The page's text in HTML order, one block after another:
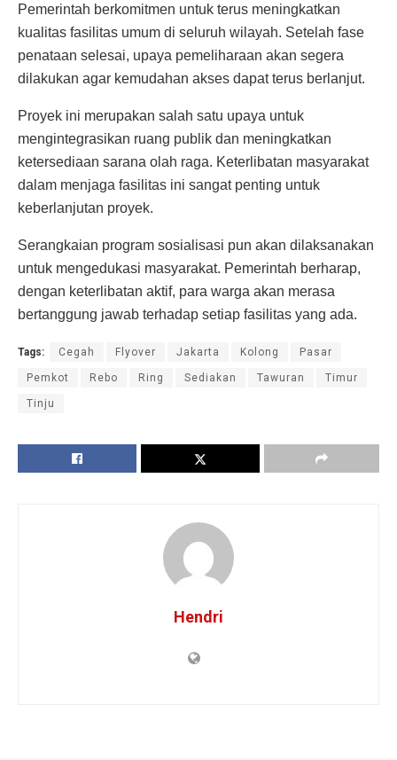
Pemerintah berkomitmen untuk terus meningkatkan
kualitas fasilitas umum di seluruh wilayah. Setelah fase
penataan selesai, upaya pemeliharaan akan segera
dilakukan agar kemudahan akses dapat terus berlanjut.
Proyek ini merupakan salah satu upaya untuk
mengintegrasikan ruang publik dan meningkatkan
ketersediaan sarana olah raga. Keterlibatan masyarakat
dalam menjaga fasilitas ini sangat penting untuk
keberlanjutan proyek.
Serangkaian program sosialisasi pun akan dilaksanakan
untuk mengedukasi masyarakat. Pemerintah berharap,
dengan keterlibatan aktif, para warga akan merasa
bertanggung jawab terhadap setiap fasilitas yang ada.
Tags: Cegah Flyover Jakarta Kolong Pasar
Pemkot Rebo Ring Sediakan Tawuran Timur
Tinju
Hendri